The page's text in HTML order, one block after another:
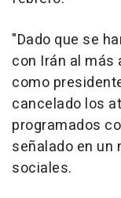
"Dado que se
con Irán al más
como
cancelado los
programados
señalado en un
sociales.